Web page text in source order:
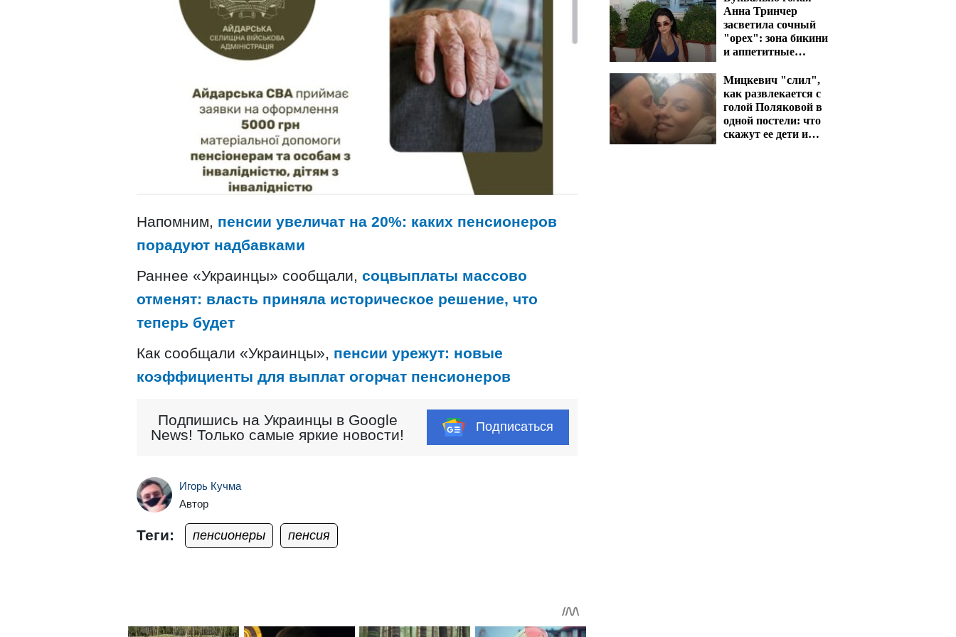
Напомним, пенсии увеличат на 20%: каких пенсионеров
порадуют надбавками
Раннее «Украинцы» сообщали, соцвыплаты массово
отменят: власть приняла историческое решение, что
теперь будет
Как сообщали «Украинцы», пенсии урежут: новые
коэффициенты для выплат огорчат пенсионеров
Подпишись на Украинцы в Google
News! Только самые яркие новости!
Подписаться
Игорь Кучма
Автор
Теги: пенсионеры пенсия
Анна Тринчер
засветила сочный
"орех": зона бикини
и аппетитные
наповал
Мицкевич "слил",
как развлекается с
голой Поляковой в
одной постели: что
скажут ее дети и